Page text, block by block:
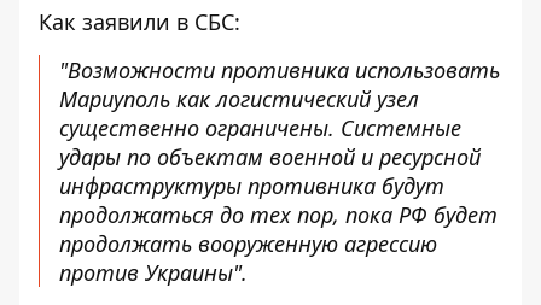
Как заявили в СБС:
"Возможности противника использовать
Мариуполь как логистический узел
существенно ограничены. Системные
удары по объектам военной и ресурсной
инфраструктуры противника будут
продолжаться до тех пор, пока РФ будет
продолжать вооруженную агрессию
против Украины".